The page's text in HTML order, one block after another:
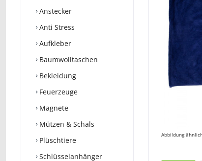
Anstecker
Anti Stress
Aufkleber
Baumwolltaschen
Bekleidung
Feuerzeuge
Magnete
Mützen & Schals
Plüschtiere
Schlüsselanhänger
Abbildung